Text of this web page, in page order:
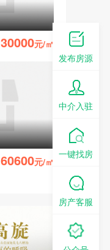
30000元/㎡
60600元/㎡
发布房源
中介入驻
一键找房
房产客服